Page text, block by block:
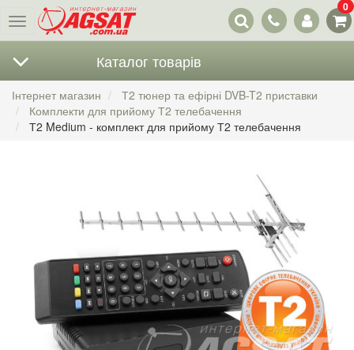
Меню
Наші
контакти
0
Каталог товарів
Інтернет магазин
Т2 тюнер та ефірні DVB-T2 приставки
Комплекти для прийому Т2 телебачення
Т2 Medium - комплект для прийому Т2 телебачення